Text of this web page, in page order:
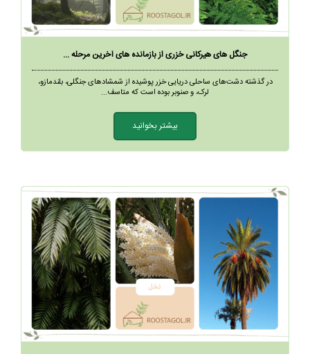
جنگل های هیرکانی خزری از بازمانده های آخرین مرحله ...
در گذشته دشت‌های ساحلی دریایی خزر پوشیده از شمشادهای جنگلی، بلندمازو،
لرک، و صنوبر بوده است که متاسف...
بیشتر بخوانید